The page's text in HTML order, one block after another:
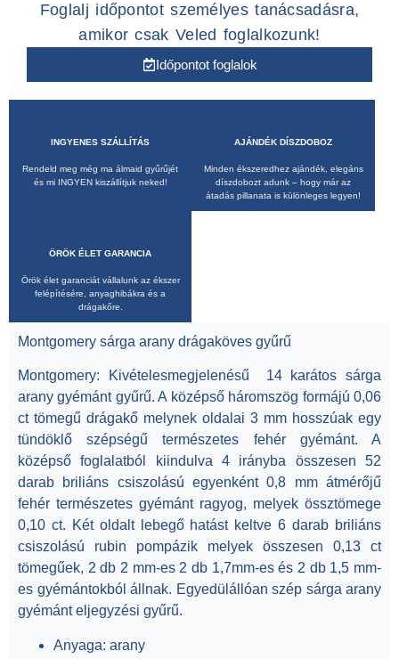
INGYENES SZÁLLÍTÁS
Rendeld meg még ma álmaid gyűrűjét
és mi INGYEN kiszállítjuk neked!
AJÁNDÉK DÍSZDOBOZ
Minden ékszeredhez ajándék, elegáns
díszdobozt adunk – hogy már az
átadás pillanata is különleges legyen!
ÖRÖK ÉLET GARANCIA
Örök élet garanciát vállalunk az ékszer
felépítésére, anyaghibákra és a
drágakőre.
Montgomery sárga arany drágaköves gyűrű
Montgomery: Kivételesmegjelenésű 14 karátos sárga
arany gyémánt gyűrű. A középsőháromszög formájú0,06
cttömegű drágakő melynek oldalai 3 mm hosszúak egy
tündöklő szépségűtermészetes fehér gyémánt. A
középső foglalatból kiindulva 4 irányba összesen52
darab briliáns csiszolású egyenként 0,8 mm átmérőjű
fehér természetes gyémánt ragyog, melyek össztömege
0,10 ct. Két oldaltlebegő hatást keltve6 darab briliáns
csiszolású rubin pompázik melyek összesen 0,13 ct
tömegűek, 2 db 2 mm-es 2 db 1,7mm-es és 2 db 1,5 mm-
es gyémántokból állnak. Egyedülállóan szép sárga arany
gyémánt eljegyzési gyűrű.
Anyaga: arany
Foglalj időpontot személyes tanácsadásra,
amikor csak Veled foglalkozunk!
Időpontot foglalok